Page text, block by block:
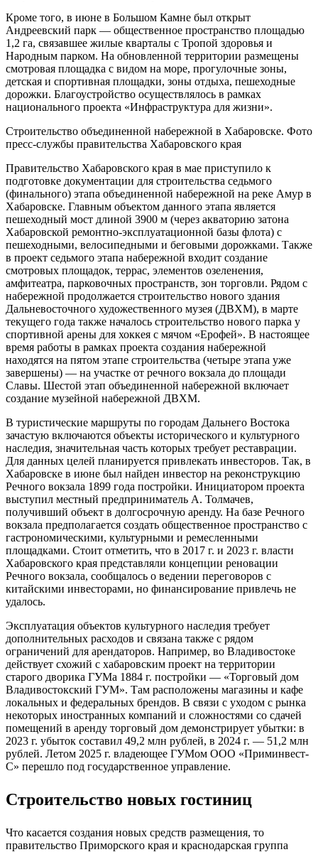
Кроме того, в июне в Большом Камне был открыт
Андреевский парк — общественное пространство площадью
1,2 га, связавшее жилые кварталы с Тропой здоровья и
Народным парком. На обновленной территории размещены
смотровая площадка с видом на море, прогулочные зоны,
детская и спортивная площадки, зоны отдыха, пешеходные
дорожки. Благоустройство осуществлялось в рамках
национального проекта «Инфраструктура для жизни».
Строительство объединенной набережной в Хабаровске. Фото
пресс-службы правительства Хабаровского края
Правительство Хабаровского края в мае приступило к
подготовке документации для строительства седьмого
(финального) этапа объединенной набережной на реке Амур в
Хабаровске. Главным объектом данного этапа является
пешеходный мост длиной 3900 м (через акваторию затона
Хабаровской ремонтно-эксплуатационной базы флота) с
пешеходными, велосипедными и беговыми дорожками. Также
в проект седьмого этапа набережной входит создание
смотровых площадок, террас, элементов озеленения,
амфитеатра, парковочных пространств, зон торговли. Рядом с
набережной продолжается строительство нового здания
Дальневосточного художественного музея (ДВХМ), в марте
текущего года также началось строительство нового парка у
спортивной арены для хоккея с мячом «Ерофей». В настоящее
время работы в рамках проекта создания набережной
находятся на пятом этапе строительства (четыре этапа уже
завершены) — на участке от речного вокзала до площади
Славы. Шестой этап объединенной набережной включает
создание музейной набережной ДВХМ.
В туристические маршруты по городам Дальнего Востока
зачастую включаются объекты исторического и культурного
наследия, значительная часть которых требует реставрации.
Для данных целей планируется привлекать инвесторов. Так, в
Хабаровске в июне был найден инвестор на реконструкцию
Речного вокзала 1899 года постройки. Инициатором проекта
выступил местный предприниматель А. Толмачев,
получивший объект в долгосрочную аренду. На базе Речного
вокзала предполагается создать общественное пространство с
гастрономическими, культурными и ремесленными
площадками. Стоит отметить, что в 2017 г. и 2023 г. власти
Хабаровского края представляли концепции реновации
Речного вокзала, сообщалось о ведении переговоров с
китайскими инвесторами, но финансирование привлечь не
удалось.
Эксплуатация объектов культурного наследия требует
дополнительных расходов и связана также с рядом
ограничений для арендаторов. Например, во Владивостоке
действует схожий с хабаровским проект на территории
старого дворика ГУМа 1884 г. постройки — «Торговый дом
Владивостокский ГУМ». Там расположены магазины и кафе
локальных и федеральных брендов. В связи с уходом с рынка
некоторых иностранных компаний и сложностями со сдачей
помещений в аренду торговый дом демонстрирует убытки: в
2023 г. убыток составил 49,2 млн рублей, в 2024 г. — 51,2 млн
рублей. Летом 2025 г. владеющее ГУМом ООО «Приминвест-
С» перешло под государственное управление.
Строительство новых гостиниц
Что касается создания новых средств размещения, то
правительство Приморского края и краснодарская группа